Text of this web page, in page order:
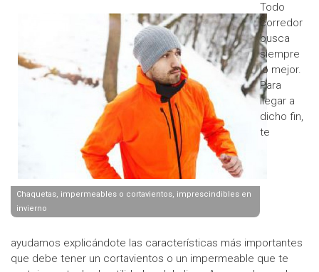
Chaquetas, impermeables o cortavientos, imprescindibles en
invierno
Todo
corredor
busca
siempre
lo mejor.
Para
llegar a
dicho fin,
te
ayudamos explicándote las características más importantes
que debe tener un cortavientos o un impermeable que te